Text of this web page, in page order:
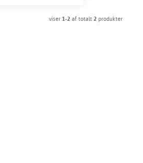
viser 1-2af totalt 2produkter